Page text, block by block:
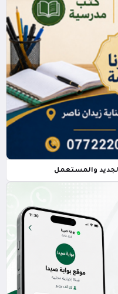
والمستعمل